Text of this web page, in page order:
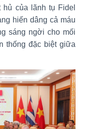
của lãnh tụ Fidel
hiến dâng cả máu
sáng ngời cho mối
thống đặc biệt giữa